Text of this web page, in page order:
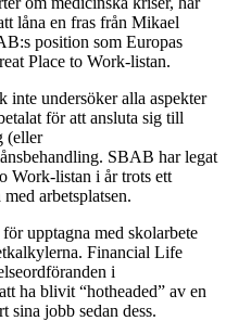
låna en fras från Mikael
position som Europas
Place to Work-listan.
inte undersöker alla aspekter
för att ansluta sig till
(eller
SBAB har legat
Work-listan i år trots ett
arbetsplatsen.
upptagna med skolarbete
Financial Life
i
ha blivit “hotheaded” av en
jobb sedan dess.